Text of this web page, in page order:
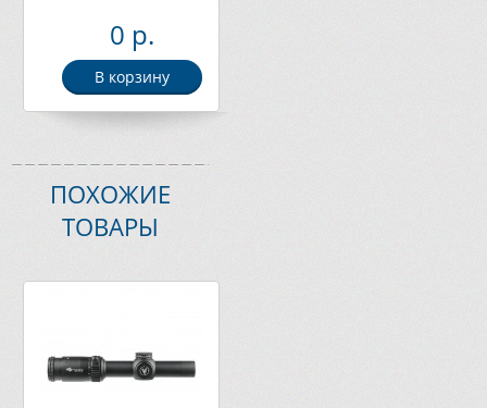
0 р.
В корзину
ПОХОЖИЕ
ТОВАРЫ